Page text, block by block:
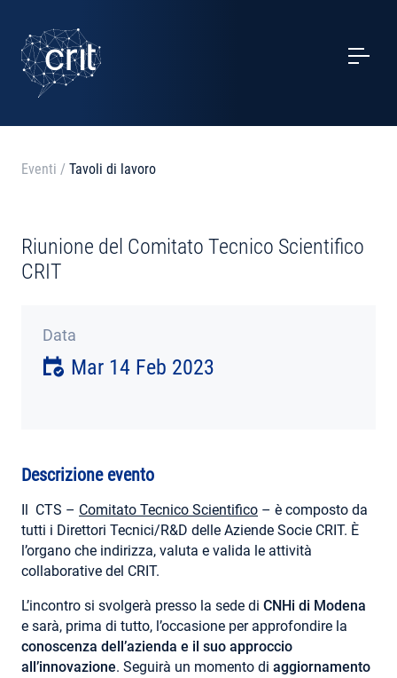
SERVIZI
CASI STUDIO
NOTIZIE
CONTATTI
Eventi / Tavoli di lavoro
Riunione del Comitato Tecnico Scientifico
CRIT
Data
Mar 14 Feb 2023
Descrizione evento
Il CTS – Comitato Tecnico Scientifico – è composto da
tutti i Direttori Tecnici/R&D delle Aziende Socie CRIT. È
l’organo che indirizza, valuta e valida le attività
collaborative del CRIT.
L’incontro si svolgerà presso la sede di CNHi di Modena
e sarà, prima di tutto, l’occasione per approfondire la
conoscenza dell’azienda e il suo approccio
all’innovazione. Seguirà un momento di aggiornamento